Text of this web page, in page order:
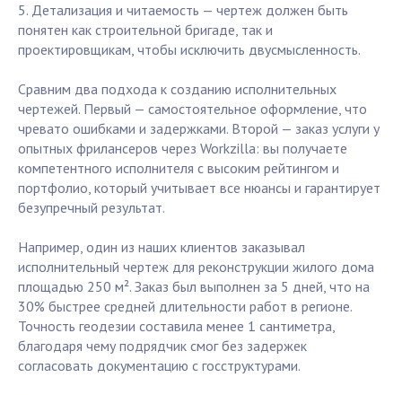
5. Детализация и читаемость — чертеж должен быть
понятен как строительной бригаде, так и
проектировщикам, чтобы исключить двусмысленность.
Сравним два подхода к созданию исполнительных
чертежей. Первый — самостоятельное оформление, что
чревато ошибками и задержками. Второй — заказ услуги у
опытных фрилансеров через Workzilla: вы получаете
компетентного исполнителя с высоким рейтингом и
портфолио, который учитывает все нюансы и гарантирует
безупречный результат.
Например, один из наших клиентов заказывал
исполнительный чертеж для реконструкции жилого дома
площадью 250 м². Заказ был выполнен за 5 дней, что на
30% быстрее средней длительности работ в регионе.
Точность геодезии составила менее 1 сантиметра,
благодаря чему подрядчик смог без задержек
согласовать документацию с госструктурами.